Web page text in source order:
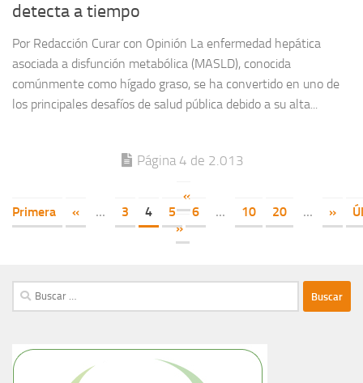
detecta a tiempo
Por Redacción Curar con Opinión La enfermedad hepática
asociada a disfunción metabólica (MASLD), conocida
comúnmente como hígado graso, se ha convertido en uno de
los principales desafíos de salud pública debido a su alta...
Página 4 de 2.013
«
Primera
« ... 3 4 5 6 ... 10 20 ... »
»
Buscar: